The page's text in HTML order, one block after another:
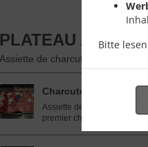
Bitte
PLATEAU APÉRO
Assiette de charcuteries et
Charcuterie
Assiette de charcuteries
premier choix.